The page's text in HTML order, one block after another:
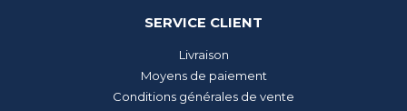
SERVICE CLIENT
Livraison
Moyens de paiement
Conditions générales de vente